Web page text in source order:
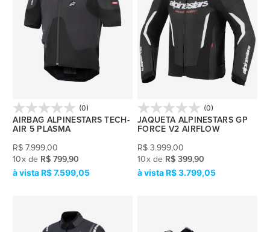
(0)
AIRBAG ALPINESTARS TECH-
AIR 5 PLASMA
R$ 7.999,00
10x de R$ 799,90
R$ 7.599,05
(0)
JAQUETA ALPINESTARS GP
FORCE V2 AIRFLOW
R$ 3.999,00
10x de R$ 399,90
R$ 3.799,05